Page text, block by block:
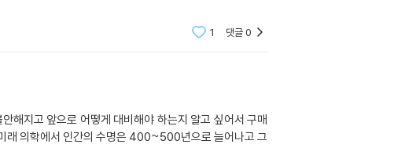
1 댓글0
지고 앞으로 어떻게 대비해야 하는지 알고 싶어서 구매
래 의학에서 인간의 수명은 400~500년으로 늘어나고 그